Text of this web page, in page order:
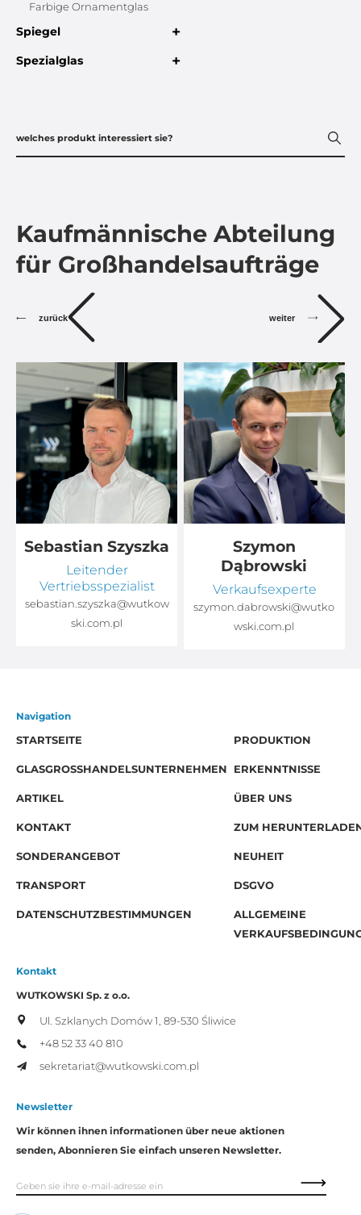
Farbige Ornamentglas
Spiegel +
Spezialglas +
Kaufmännische Abteilung
für Großhandelsaufträge
zurück weiter
Sebastian Szyszka
Leitender
Vertriebsspezialist
sebastian.szyszka@wutkow
ski.com.pl
Szymon
Dąbrowski
Verkaufsexperte
szymon.dabrowski@wutko
wski.com.pl
Navigation
STARTSEITE
PRODUKTION
GLASGROSSHANDELSUNTERNEHMEN ERKENNTNISSE
ARTIKEL ÜBER UNS
KONTAKT ZUM
SONDERANGEBOT NEUHEIT
TRANSPORT DSGVO
DATENSCHUTZBESTIMMUNGEN
ALLGEMEINE
Kontakt
WUTKOWSKI Sp. z o.o.
Ul. Szklanych Domów 1, 89-530 Śliwice
+48 52 33 40 810
sekretariat@wutkowski.com.pl
Newsletter
Wir können ihnen informationen über neue aktionen
senden, Abonnieren Sie einfach unseren Newsletter.